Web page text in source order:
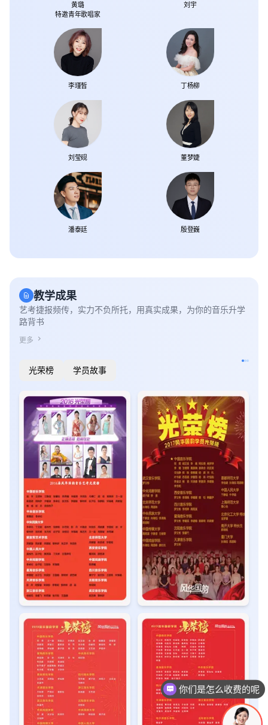
黄璐
特邀青年歌唱家
刘宇
李瑾皙 丁杨柳
刘莹砚 董梦婕
潘泰廷 殷登巍
教学成果
艺考捷报频传，实力不负所托，用真实成果，为你的音乐升学
路背书
更多 chevron_right
光荣榜 学员故事
现在有优惠活动吗